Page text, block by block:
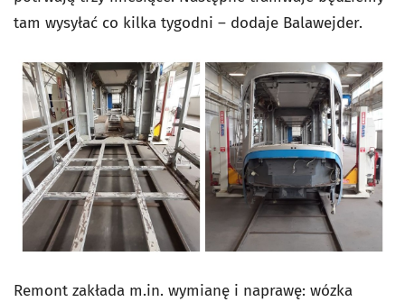
tam wysyłać co kilka tygodni – dodaje Balawejder.
Remont zakłada m.in. wymianę i naprawę: wózka